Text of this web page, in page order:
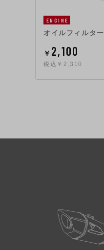
ENGINE
オイルフィルター
￥ 2,100
税込￥2,310